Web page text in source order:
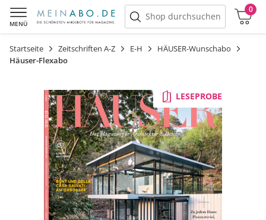
MENÜ
Shop durchsuchen
0
Warenkorb
Startseite Zeitschriften A-Z E-H
HÄUSER-Wunschabo
Häuser-Flexabo
LESEPROBE